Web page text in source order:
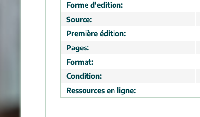
Forme d'edition:
Source:
Première édition:
Pages:
Format:
Condition:
Ressources en ligne: